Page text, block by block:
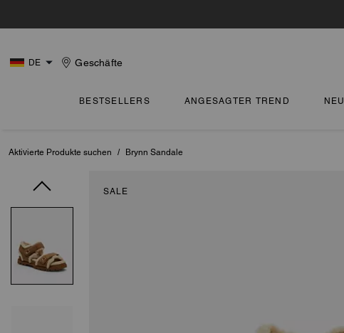
DE Geschäfte
BESTSELLERS ANGESAGTER TREND NEU
Aktivierte Produkte suchen / Brynn Sandale
SALE